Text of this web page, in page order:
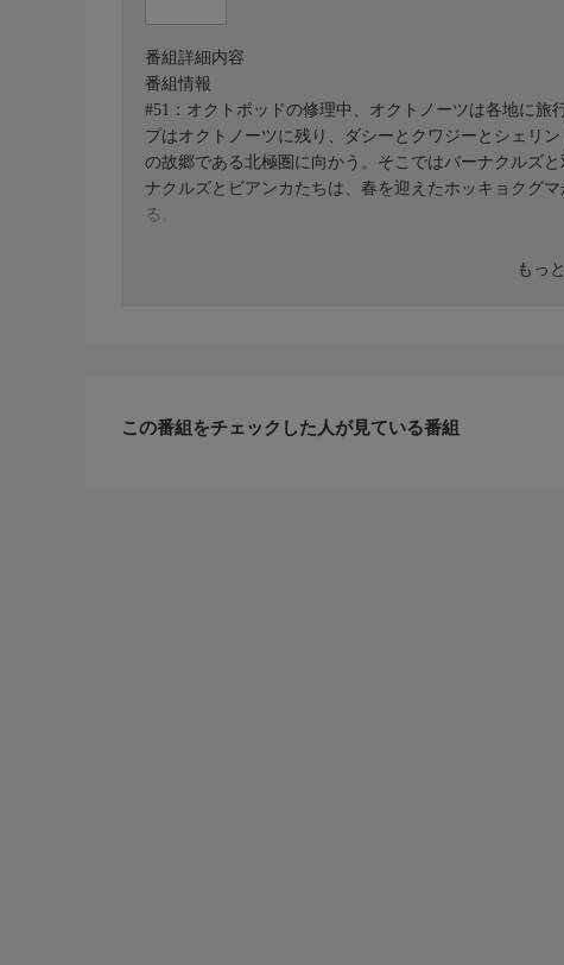
もっ
番組詳細内容
番組情報
#51：オクトポッドの修理中、オクトノーツは各地に
プはオクトノーツに残り、ダシーとクワジーとシェリ
の故郷である北極圏に向かう。そこではバーナクルズ
ナクルズとビアンカたちは、春を迎えたホッキョクグ
る。
この番組をチェックした人が見ている番組